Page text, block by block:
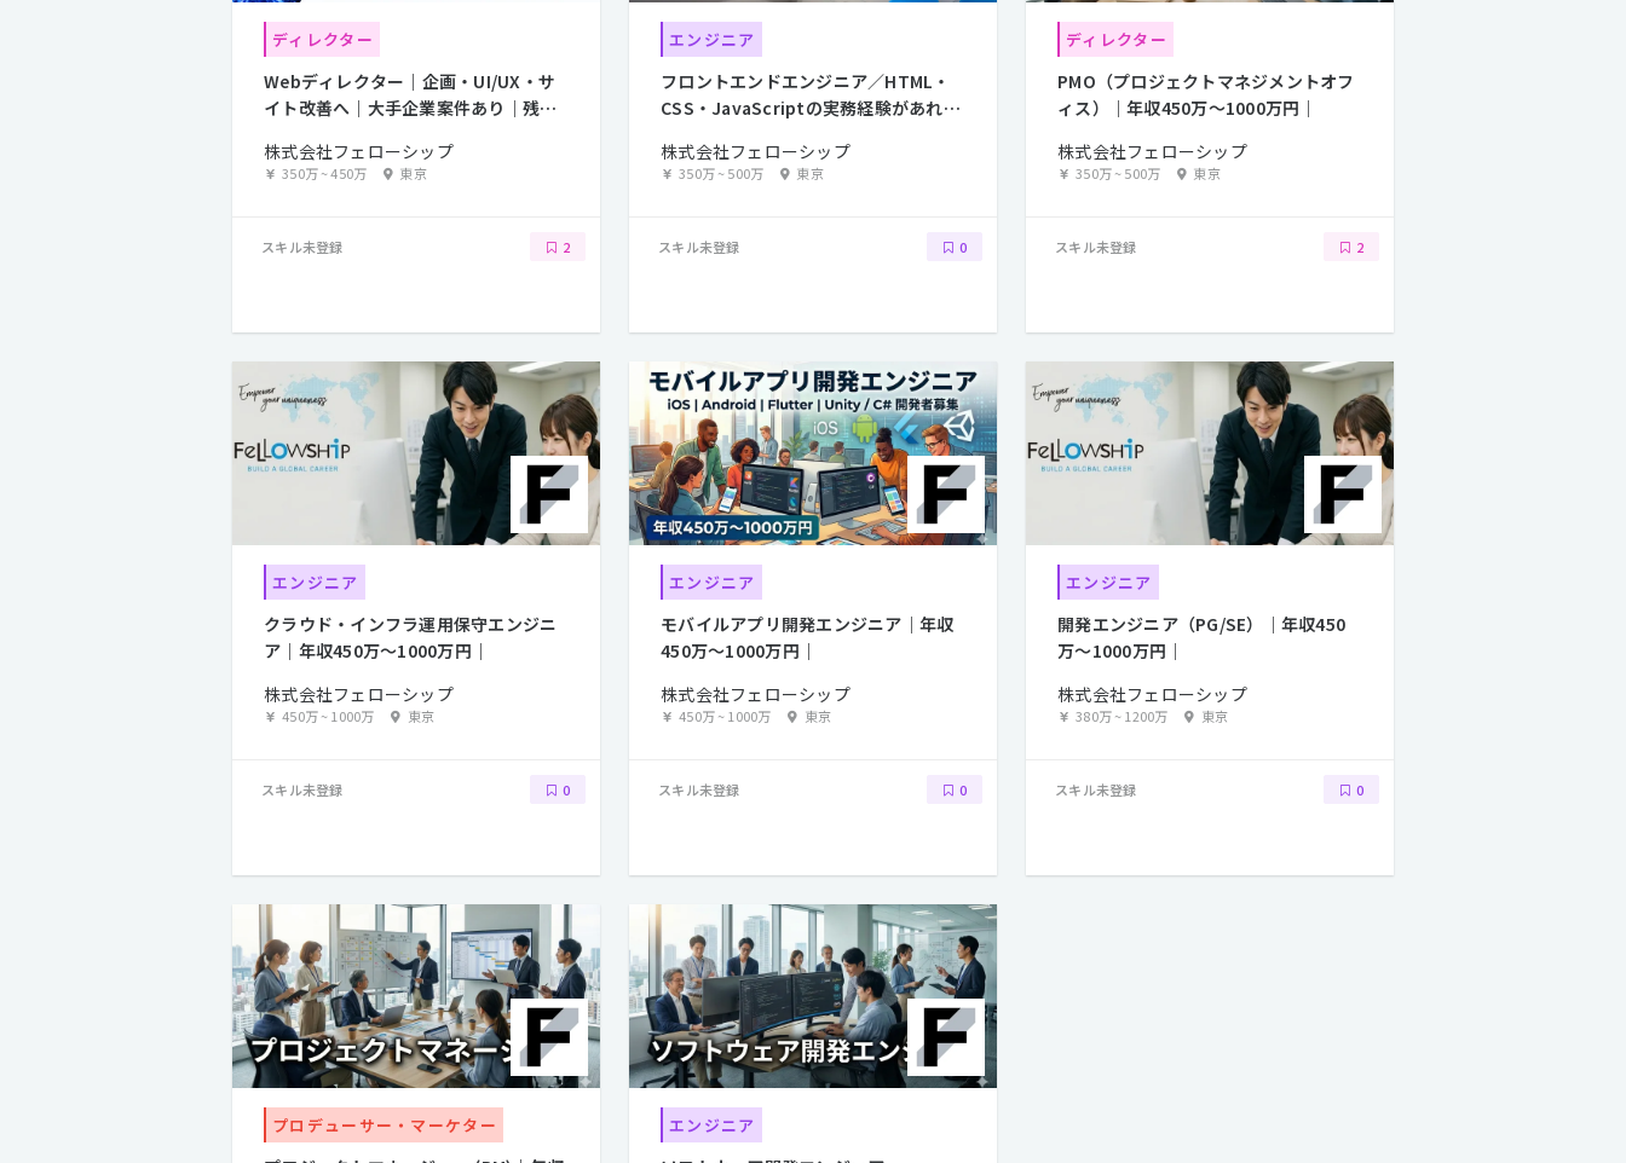
ディレクター
Webディレクター｜企画・UI/UX・サ
イト改善へ｜大手企業案件あり｜残業
株式会社フェローシップ
350万~450万 東京
スキル未登録 2
エンジニア
フロントエンドエンジニア／HTML・
CSS・JavaScriptの実務経験があれば
株式会社フェローシップ
350万~500万 東京
スキル未登録 0
ディレクター
PMO（プロジェクトマネジメントオフ
ィス）｜年収450万〜1000万円｜
株式会社フェローシップ
350万~500万 東京
スキル未登録 2
エンジニア
クラウド・インフラ運用保守エンジニ
ア｜年収450万〜1000万円｜
株式会社フェローシップ
450万~1000万 東京
スキル未登録 0
エンジニア
モバイルアプリ開発エンジニア｜年収
450万〜1000万円｜
株式会社フェローシップ
450万~1000万 東京
スキル未登録 0
エンジニア
開発エンジニア（PG/SE）｜年収450
万〜1000万円｜
株式会社フェローシップ
380万~1200万 東京
スキル未登録 0
プロデューサー・マーケター エンジニア